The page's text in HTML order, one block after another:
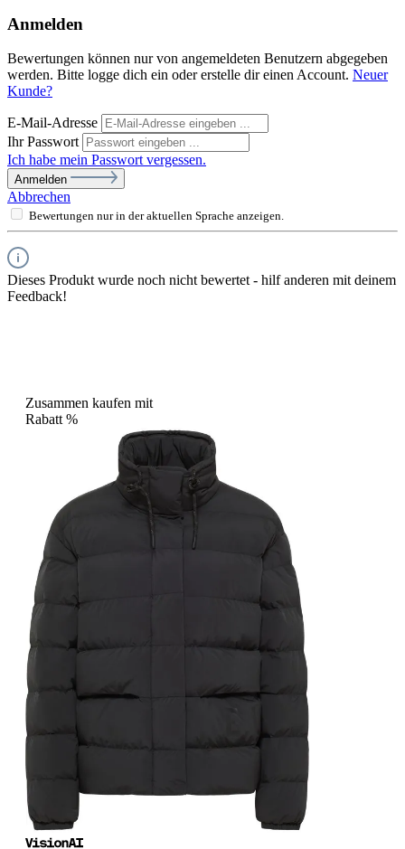
Anmelden
Bewertungen können nur von angemeldeten Benutzern abgegeben
werden. Bitte logge dich ein oder erstelle dir einen Account. Neuer
Kunde?
E-Mail-Adresse
Ihr Passwort
Ich habe mein Passwort vergessen.
Anmelden
Abbrechen
Bewertungen nur in der aktuellen Sprache anzeigen.
Dieses Produkt wurde noch nicht bewertet - hilf anderen mit deinem
Feedback!
Zusammen kaufen mit
Rabatt %